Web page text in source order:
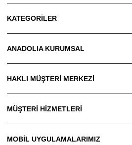
KATEGORİLER
ANADOLIA KURUMSAL
HAKLI MÜŞTERİ MERKEZİ
MÜŞTERİ HİZMETLERİ
MOBİL UYGULAMALARIMIZ